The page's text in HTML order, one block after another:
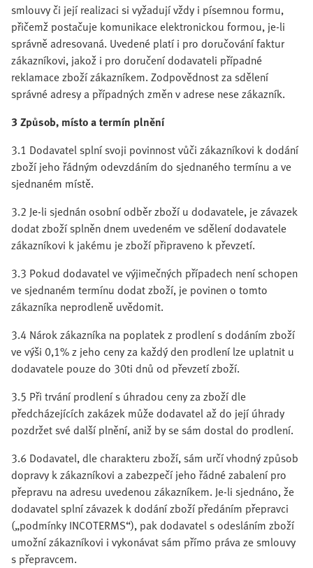
smlouvy či její realizaci si vyžadují vždy i písemnou formu,
přičemž postačuje komunikace elektronickou formou, je-li
správně adresovaná. Uvedené platí i pro doručování faktur
zákazníkovi, jakož i pro doručení dodavateli případné
reklamace zboží zákazníkem. Zodpovědnost za sdělení
správné adresy a případných změn v adrese nese zákazník.
3 Způsob, místo a termín plnění
3.1 Dodavatel splní svoji povinnost vůči zákazníkovi k dodání
zboží jeho řádným odevzdáním do sjednaného termínu a ve
sjednaném místě.
3.2 Je-li sjednán osobní odběr zboží u dodavatele, je závazek
dodat zboží splněn dnem uvedeném ve sdělení dodavatele
zákazníkovi k jakému je zboží připraveno k převzetí.
3.3 Pokud dodavatel ve výjimečných případech není schopen
ve sjednaném termínu dodat zboží, je povinen o tomto
zákazníka neprodleně uvědomit.
3.4 Nárok zákazníka na poplatek z prodlení s dodáním zboží
ve výši 0,1% z jeho ceny za každý den prodlení lze uplatnit u
dodavatele pouze do 30ti dnů od převzetí zboží.
3.5 Při trvání prodlení s úhradou ceny za zboží dle
předcházejících zakázek může dodavatel až do její úhrady
pozdržet své další plnění, aniž by se sám dostal do prodlení.
3.6 Dodavatel, dle charakteru zboží, sám určí vhodný způsob
dopravy k zákazníkovi a zabezpečí jeho řádné zabalení pro
přepravu na adresu uvedenou zákazníkem. Je-li sjednáno, že
dodavatel splní závazek k dodání zboží předáním přepravci
(„podmínky INCOTERMS“), pak dodavatel s odesláním zboží
umožní zákazníkovi i vykonávat sám přímo práva ze smlouvy
s přepravcem.